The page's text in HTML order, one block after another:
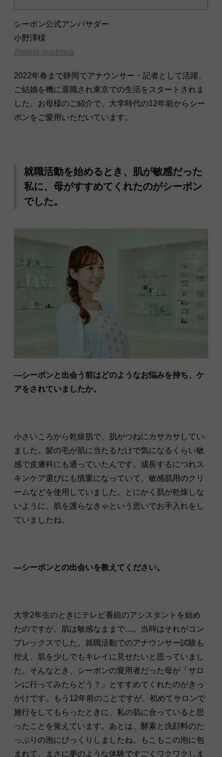
シーボン公式アンバサダー
小野澤様
@reina.onozawa
2022年春まで静岡でアナウンサー・記者として活躍、
ご結婚を機に退職され東京での生活をスタートされま
した。お母様のご紹介で、大学時代の12年前からシー
ボンをご愛用いただいています。
就職活動を始めるとき、肌が敏感だった
私に、母がすすめてくれたのがシーボン
でした。
—シーボンと出会う前はどのようなお悩みを持ち、ケ
アをされていましたか。
小さいころから乾燥肌で、肌がつねにカサカサしてい
ました。髪の毛が肌に当たるだけで気になるくらい敏
感で皮膚科にも通っていたんです。成長するにつれス
キンケア選びにも慎重になっていて、敏感肌用のクリ
ームなどを使用していました。とにかく肌が乾燥しな
いように、肌を護らなきゃという思いでお手入れをし
ていましたね。
—シーボンとの出会いを教えてください。
大学2年生のときにテレビ番組のアシスタントを始め
たのですが、肌は敏感なままで…。当時はそれがコン
プレックスでした。就職活動でのアナウンサー試験も
控え、肌を少しでもキレイに見せたいと思っていまし
た。そんなとき、シーボンの愛用者だった母が「サロ
ンに行ってみたらどう？」とすすめてくれたのがきっ
かけです。もう12年前のことですが、初めてサロンで
施行をしてもらったときに、私の肌に合っていると思
ったことを覚えています。あとは、酵素と洗顔料のた
っぷりの泡にびっくりしましたね。もこもこの泡に包
まれて、まさに夢のような体験ですごくワクワクしま